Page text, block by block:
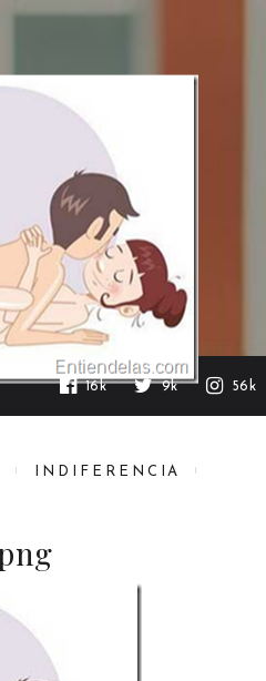
16k 9k 56k
INDIFERENCIA